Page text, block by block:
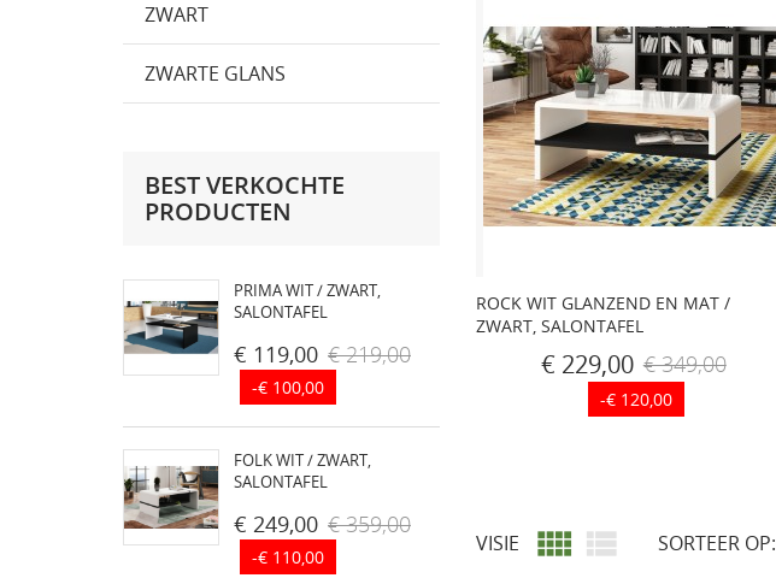
ZWART
ZWARTE GLANS
BEST VERKOCHTE
PRODUCTEN
PRIMA WIT / ZWART,
SALONTAFEL
€ 119,00 € 219,00
-€ 100,00
FOLK WIT / ZWART,
SALONTAFEL
€ 249,00 € 359,00
-€ 110,00
ROCK WIT GLANZEND EN MAT /
ZWART, SALONTAFEL
€ 229,00 € 349,00
-€ 120,00
VISIE   SORTEER OP: